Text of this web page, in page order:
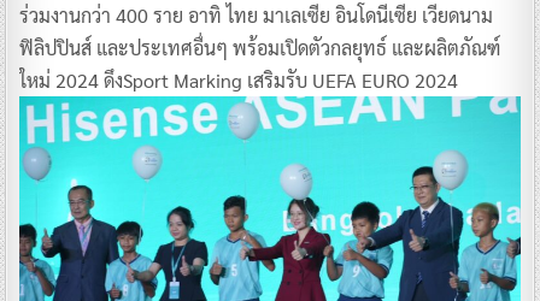
ร่วมงานกว่า 400 ราย อาทิ ไทย มาเลเซีย อินโดนีเซีย เวียดนาม
ฟิลิปปินส์ และประเทศอื่นๆ พร้อมเปิดตัวกลยุทธ์ และผลิตภัณฑ์
ใหม่ 2024 ดึงSport Marking เสริมรับ UEFA EURO 2024